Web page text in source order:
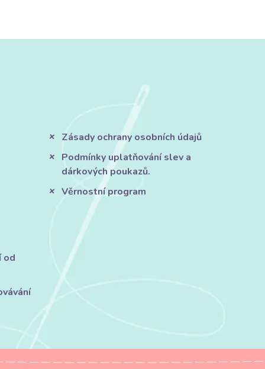
od
Zásady ochrany osobních údajů
Podmínky uplatňování slev a
dárkových poukazů.
Věrnostní program